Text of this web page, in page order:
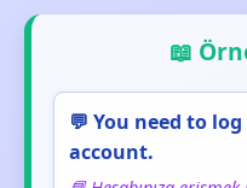
📖
💬 You need to
account.